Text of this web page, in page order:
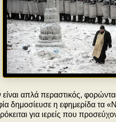
απλά περαστικός,
δημοσίευσε η εφημερίδα τα
για ιερείς που